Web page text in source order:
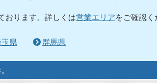
おります。詳しくは営業エリアをご確認く
県 群馬県